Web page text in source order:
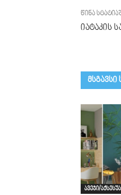
წინა
იატაკის
მსგავსი
ავეჯი/